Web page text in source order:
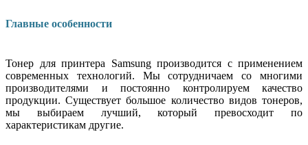
Главные особенности
Тонер для принтера Samsung производится с применением
современных технологий. Мы сотрудничаем со многими
производителями и постоянно контролируем качество
продукции. Существует большое количество видов тонеров,
мы выбираем лучший, который превосходит по
характеристикам другие.